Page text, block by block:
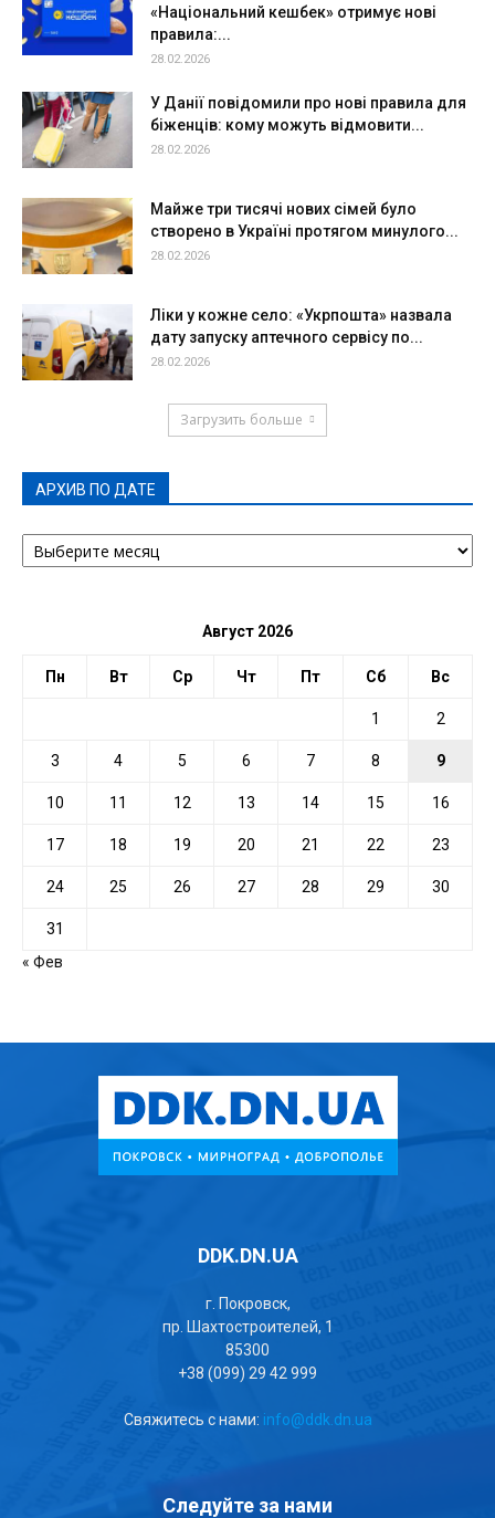
«Національний кешбек» отримує нові
правила:...
28.02.2026
У Данії повідомили про нові правила для
біженців: кому можуть відмовити...
28.02.2026
Майже три тисячі нових сімей було
створено в Україні протягом минулого...
28.02.2026
Ліки у кожне село: «Укрпошта» назвала
дату запуску аптечного сервісу по...
28.02.2026
Загрузить больше
АРХИВ ПО ДАТЕ
АРХИВ
ПО
Август 2026
Пн Вт Ср Чт Пт Сб Вс
1 2
3 4 5 6 7 8 9
10 11 12 13 14 15 16
17 18 19 20 21 22 23
24 25 26 27 28 29 30
31
« Фев
DDK.DN.UA
г. Покровск,
пр. Шахтостроителей, 1
85300
+38 (099) 29 42 999
Свяжитесь с нами: info@ddk.dn.ua
Следуйте за нами